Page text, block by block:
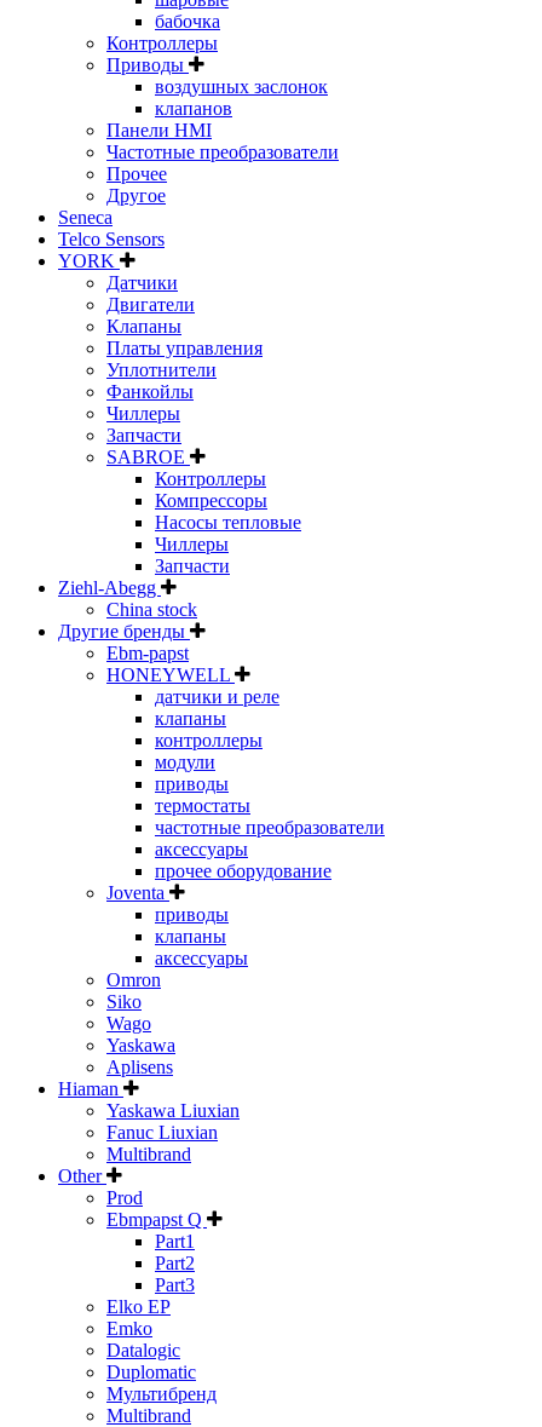
бабочка
Контроллеры
Приводы
воздушных заслонок
клапанов
Панели HMI
Частотные преобразователи
Прочее
Другое
Seneca
Telco Sensors
YORK
Датчики
Двигатели
Клапаны
Платы управления
Уплотнители
Фанкойлы
Чиллеры
Запчасти
SABROE
Контроллеры
Компрессоры
Насосы тепловые
Чиллеры
Запчасти
Ziehl-Abegg
China stock
Другие бренды
Ebm-papst
HONEYWELL
датчики и реле
клапаны
контроллеры
модули
приводы
термостаты
частотные преобразователи
аксессуары
прочее оборудование
Joventa
приводы
клапаны
аксессуары
Omron
Siko
Wago
Yaskawa
Aplisens
Hiaman
Yaskawa Liuxian
Fanuc Liuxian
Multibrand
Other
Prod
Ebmpapst Q
Part1
Part2
Part3
Elko EP
Emko
Datalogic
Duplomatic
Мультибренд
Multibrand